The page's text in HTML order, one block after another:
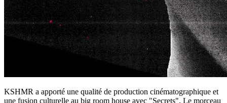
KSHMR a apporté une qualité de production cinématographique et
une fusion culturelle au big room house avec "Secrets". Le morceau